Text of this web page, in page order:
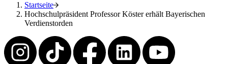
Startseite
Hochschulpräsident Professor Köster erhält Bayerischen
Verdienstorden